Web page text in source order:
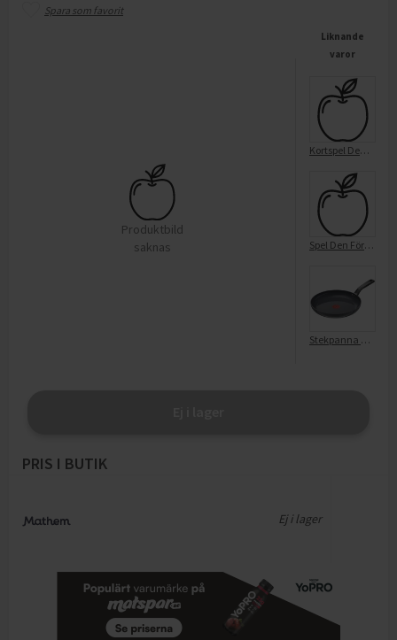
Spara som favorit
Produktbild
saknas
Liknande
varor
Kortspel Den försvunna Diamanten Alga
Spel Den Försvunna Diamanten
Stekpanna 28cm Change
PRIS I BUTIK
Ej i lager